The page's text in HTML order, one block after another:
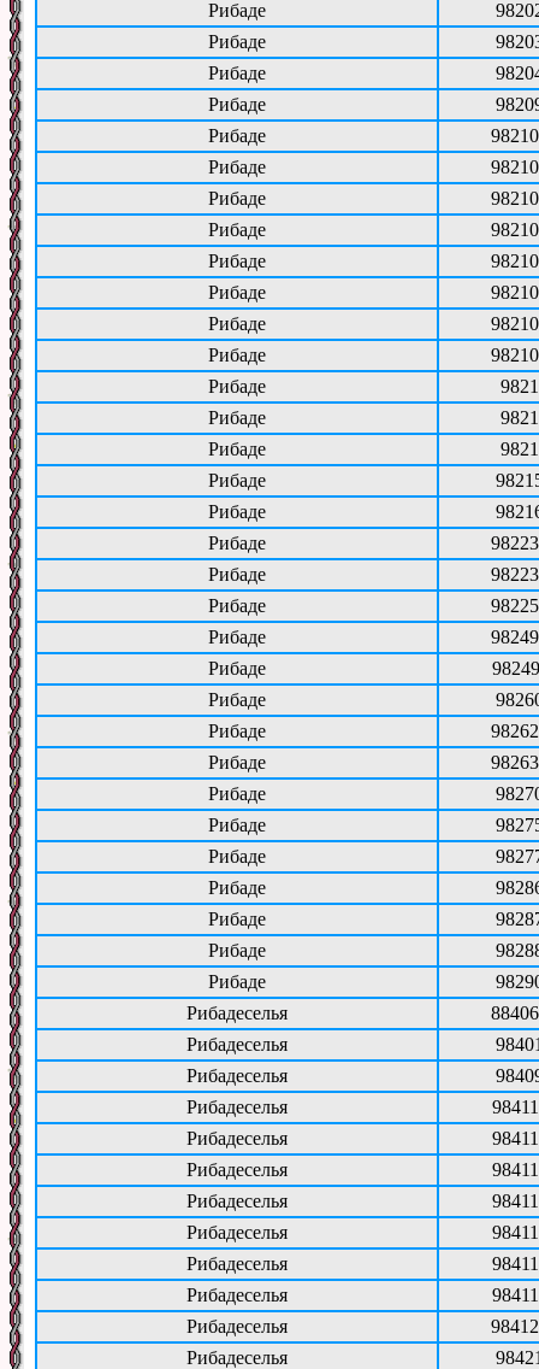
Рибаде
Рибаде
Рибаде
Рибаде
Рибаде
Рибаде
Рибаде
Рибаде
Рибаде
Рибаде
Рибаде
Рибаде
Рибаде
Рибаде
Рибаде
Рибаде
Рибаде
Рибаде
Рибаде
Рибаде
Рибаде
Рибаде
Рибаде
Рибаде
Рибаде
Рибаде
Рибаде
Рибаде
Рибаде
Рибаде
Рибаде
Рибаде
Рибадеселья
Рибадеселья
Рибадеселья
Рибадеселья
Рибадеселья
Рибадеселья
Рибадеселья
Рибадеселья
Рибадеселья
Рибадеселья
Рибадеселья
Рибадеселья